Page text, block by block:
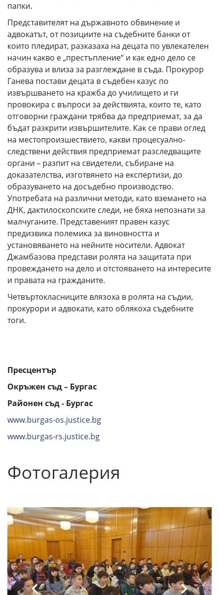
папки.
Представителят на държавното обвинение и
адвокатът, от позициите на съдебните банки от
които пледират, разказаха на децата по увлекателен
начин какво е „престъпление“ и как едно дело се
образува и влиза за разглеждане в съда. Прокурор
Ганева постави децата в съдебен казус по
извършването на кражба до училището и ги
провокира с въпроси за действията, които те, като
отговорни граждани трябва да предприемат, за да
бъдат разкрити извършителите. Как се прави оглед
на местопроизшествието, какви процесуално-
следствени действия предприемат разследващите
органи – разпит на свидетели, събиране на
доказателства, изготвянето на експертизи, до
образуването на досъдебно производство.
Употребата на различни методи, като вземането на
ДНК, дактилоскопските следи, не бяха непознати за
малчуганите. Представеният правен казус
предизвика полемика за виновността и
установяването на нейните носители. Адвокат
Джамбазова представи ролята на защитата при
провеждането на дело и отстояването на интересите
и правата на гражданите.
Четвъртокласниците влязоха в ролята на съдии,
прокурори и адвокати, като облякоха съдебните
тоги.
Пресцентър
Окръжен съд – Бургас
Районен съд - Бургас
www.burgas-os.justice.bg
www.burgas-rs.justice.bg
Фотогалерия